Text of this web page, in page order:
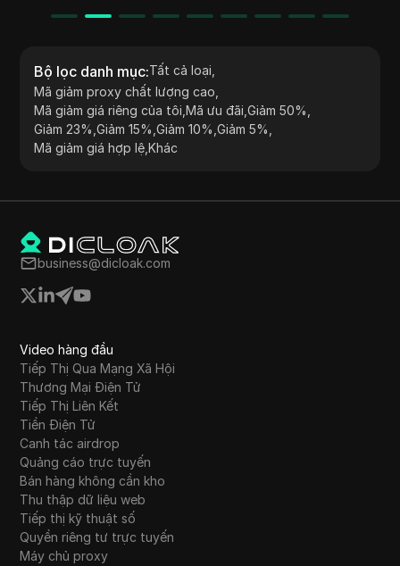
Bộ lọc danh mục:Tất cả loại
Mã giảm proxy chất lượng cao
Mã giảm giá riêng của tôi ,Mã ưu đãi ,Giảm 50%
Giảm 23% ,Giảm 15% ,Giảm 10% ,Giảm 5%
Mã giảm giá hợp lệ ,Khác
business@dicloak.com
Video hàng đầu
Tiếp Thị Qua Mạng Xã Hội
Thương Mại Điện Tử
Tiếp Thị Liên Kết
Tiền Điện Tử
Canh tác airdrop
Quảng cáo trực tuyến
Bán hàng không cần kho
Thu thập dữ liệu web
Tiếp thị kỹ thuật số
Quyền riêng tư trực tuyến
Máy chủ proxy